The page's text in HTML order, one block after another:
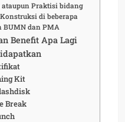
Praktisi bidang
di beberapa
BUMN dan PMA
Benefit Apa Lagi
Kit
Break